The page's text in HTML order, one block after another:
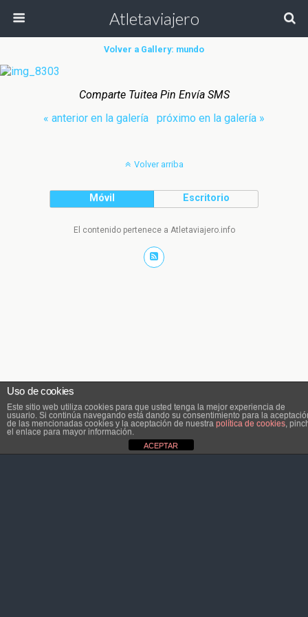
Atletaviajero
Volver a Gallery: mundo
Comparte Tuitea Pin Envía SMS
« anterior en la galería
próximo en la galería »
Volver arriba
Móvil Escritorio
El contenido pertenece a Atletaviajero.info
Uso de cookies
Este sitio web utiliza cookies para que usted tenga la mejor experiencia de
usuario. Si continúa navegando está dando su consentimiento para la
de las mencionadas cookies y la aceptación de nuestra política de cookies,
el enlace para mayor información.
ACEPTAR